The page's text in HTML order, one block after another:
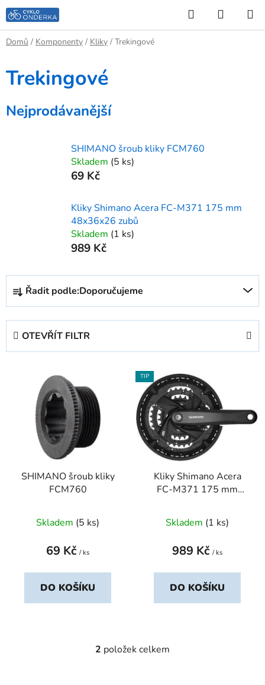
Přejít
na
obsah
Hledat
KOŠÍK
Domů / Komponenty / Kliky / Trekingové
Trekingové
Nejprodávanější
SHIMANO šroub kliky FCM760
Skladem (5 ks)
69 Kč
Kliky Shimano Acera FC-M371 175 mm
48x36x26 zubů
Skladem (1 ks)
989 Kč
Ř
z
Řadit podle:Doporučujeme
OTEVŘÍT FILTR
SHIMANO šroub kliky
FCM760
Skladem (5 ks)
69 Kč / ks
DO KOŠÍKU
TIP
Kliky Shimano Acera
FC-M371 175 mm
Skladem (1 ks)
989 Kč / ks
DO KOŠÍKU
O
2 položek celkem